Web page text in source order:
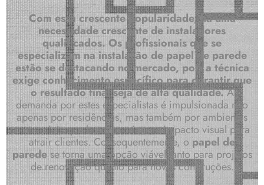
Com essa crescente popularidade, há uma
necessidade crescente de instaladores
qualificados. Os profissionais que se
especializam na instalação de papel de parede
estão se destacando no mercado, pois a técnica
exige conhecimento específico para garantir que
o resultado final seja de alta qualidade.A
demanda por estes especialistas é impulsionada não
apenas por residências, mas também por ambientes
comerciais que buscam criar um impacto visual para
atrair clientes. Consequentemente, o papel de
paredese torna uma opção viável tanto para projetos
de renovação quanto para novas construções.